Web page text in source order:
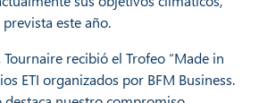
este año.
recibió el Trofeo “Made in
ETI organizados por BFM Business.